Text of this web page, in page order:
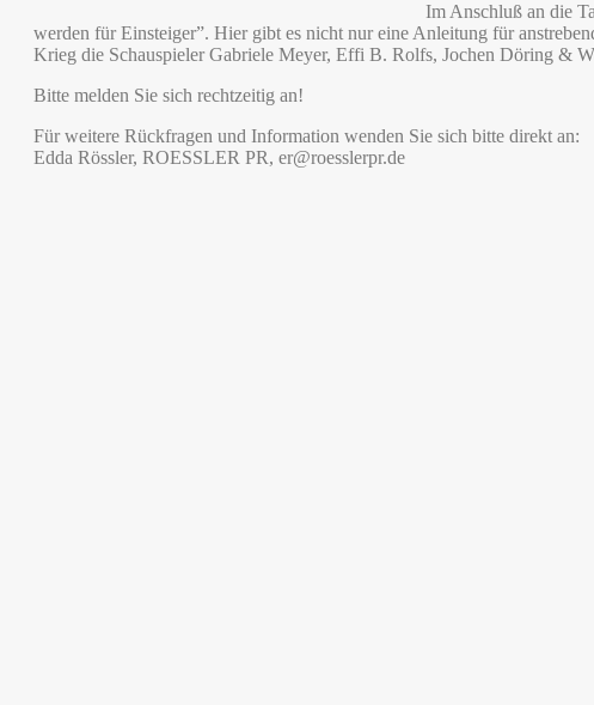
Im Anschluß an die
werden für Einsteiger”. Hier gibt es nicht nur eine Anleitung für
Krieg die Schauspieler Gabriele Meyer, Effi B. Rolfs, Jochen Döring &
Bitte melden Sie sich rechtzeitig an!
Für weitere Rückfragen und Information wenden Sie sich bitte direkt an:
Edda Rössler, ROESSLER PR, er@roesslerpr.de